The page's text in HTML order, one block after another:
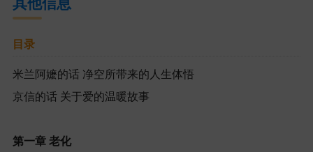
目录
米兰阿嬷的话 净空所带来的人生体悟
京信的话 关于爱的温暖故事
第一章 老化